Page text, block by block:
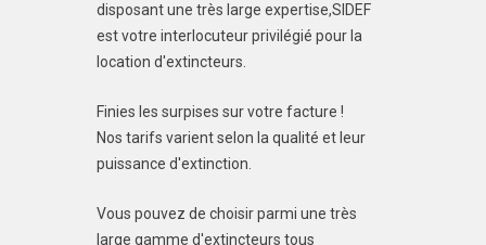
disposant une très large expertise,SIDEF
est votre interlocuteur privilégié pour la
location d'extincteurs.
Finies les surpises sur votre facture !
Nos tarifs varient selon la qualité et leur
puissance d'extinction.
Vous pouvez de choisir parmi une très
large gamme d'extincteurs tous